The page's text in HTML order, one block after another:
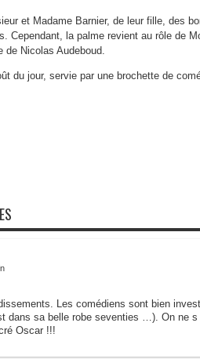
et Madame Barnier, de leur fille, des
Cependant, la palme revient au rôle de
de Nicolas Audeboud.
du jour, servie par une brochette de
Les comédiens sont bien
dans sa belle robe seventies …). On ne
Oscar !!!